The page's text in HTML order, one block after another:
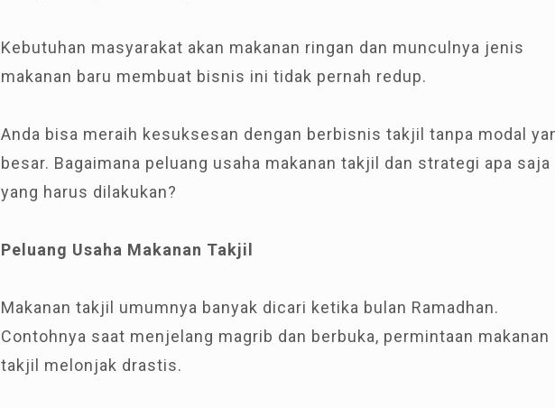
Kebutuhan masyarakat akan makanan ringan dan munculnya jenis
makanan baru membuat bisnis ini tidak pernah redup.
Anda bisa meraih kesuksesan dengan berbisnis takjil tanpa modal
besar. Bagaimana peluang usaha makanan takjil dan strategi apa saja
yang harus dilakukan?
Peluang Usaha Makanan Takjil
Makanan takjil umumnya banyak dicari ketika bulan Ramadhan.
Contohnya saat menjelang magrib dan berbuka, permintaan makanan
takjil melonjak drastis.